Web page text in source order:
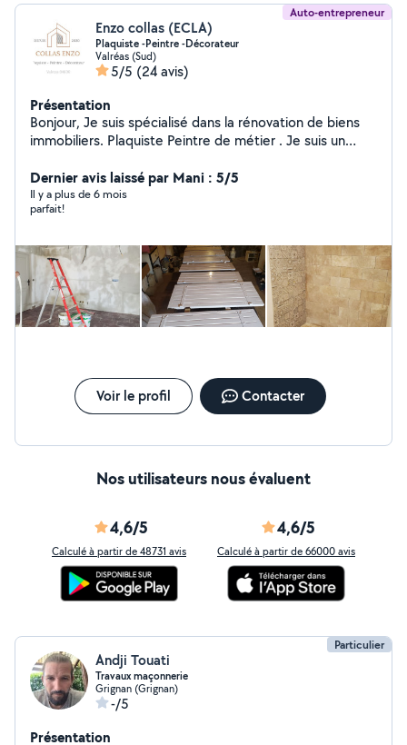
Auto-entrepreneur
Enzo collas (ECLA)
Plaquiste -Peintre -Décorateur
Valréas (Sud)
5/5 (24 avis)
Présentation
Bonjour, Je suis spécialisé dans la rénovation de biens
immobiliers. Plaquiste Peintre de métier . Je suis un
travaux. Pour les demandes de chantier de plus de 30
km consultez moi sur ma page google Cordialement
Collas Enzo
Dernier avis laissé par Mani : 5/5
Il y a plus de 6 mois
parfait!
Voir le profil Contacter
Nos utilisateurs nous évaluent
4,6/5
Calculé à partir de 48731 avis
4,6/5
Calculé à partir de 66000 avis
Particulier
Andji Touati
Travaux maçonnerie
Grignan (Grignan)
-/5
Présentation